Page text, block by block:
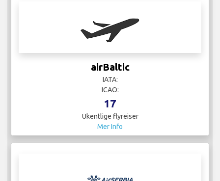
airBaltic
IATA:
ICAO:
17
Ukentlige flyreiser
Mer Info